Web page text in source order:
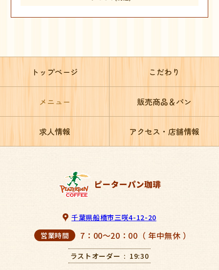
トップページ こだわり
メニュー 販売商品＆パン
求人情報 アクセス・店舗情報
千葉県船橋市三咲4-12-20
営業時間
7：00～20：00（ 年中無休 ）
ラストオーダー 19:30